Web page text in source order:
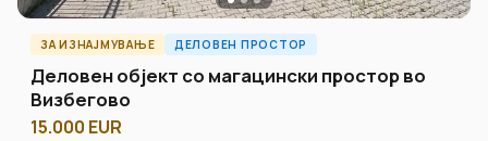
ЗА ИЗНАЈМУВАЊЕ ДЕЛОВЕН ПРОСТОР
Деловен објект со магацински простор во
Визбегово
15.000 EUR